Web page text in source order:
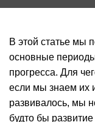
В этой статье мы
основные
прогресса. Для
если мы знаем их
развивалось, мы
будто бы